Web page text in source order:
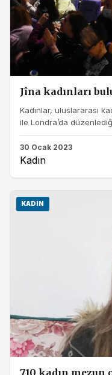
Jîna kadınları
Kadınlar, uluslararası
ile Londra’da
30 Ocak 2023
Kadın
KADIN